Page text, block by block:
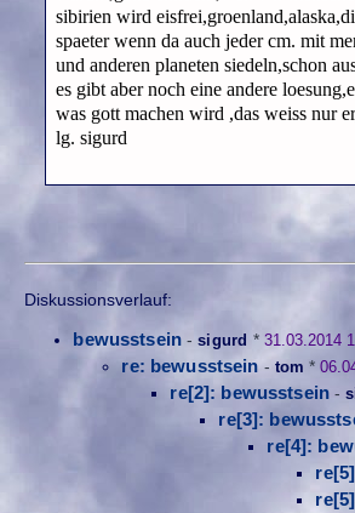
sibirien wird
spaeter wenn da auch jeder cm. mit
und anderen planeten siedeln,schon
es gibt aber noch eine andere
was gott machen wird ,das weiss nur
lg. sigurd
Diskussionsverlauf:
bewusstsein -sigurd * 31.03.2014
re: bewusstsein - tom *
re[2]: bewusstsein -
re[3]:
re[4]: